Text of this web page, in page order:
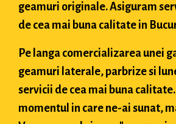
geamuri originale. Asiguram
de cea mai buna calitate in
Pe langa comercializarea unei
geamuri laterale, parbrize si
servicii de cea mai buna
momentul in care ne-ai sunat,